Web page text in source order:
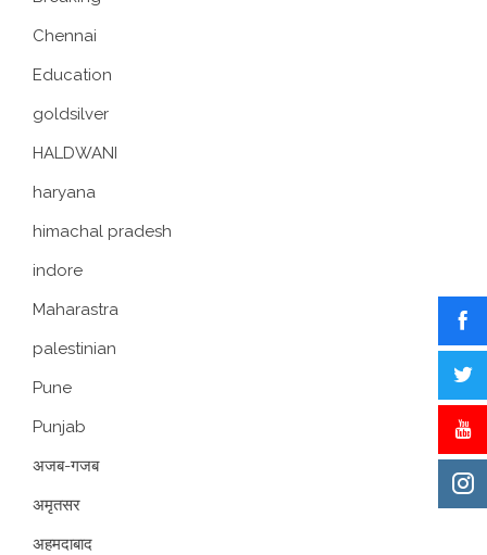
Chennai
Education
goldsilver
HALDWANI
haryana
himachal pradesh
indore
Maharastra
palestinian
Pune
Punjab
अजब-गजब
अमृतसर
अहमदाबाद